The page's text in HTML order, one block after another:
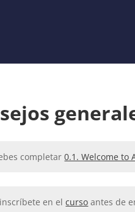
completar0.1. Welcome to
en elcurso antes de